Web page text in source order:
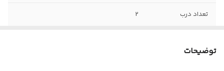
تعداد درب 2
توضیحات